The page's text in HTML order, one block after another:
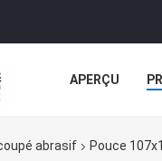
APERÇU
abrasif Pouce